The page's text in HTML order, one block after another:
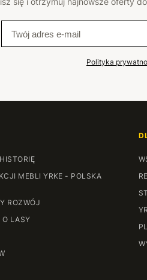
Polityka
MEBLI YRKE - POLSKA
ROZWÓJ
O LASY